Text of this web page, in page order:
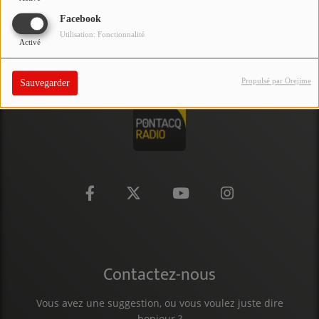
Facebook
Activé
Utilisation: Fonctionnalité
Sauvegarder Propulsé par Orejime
PARTICIPEZ
JEUX CONCOURS
RECRUTEMENT
VENEZ DANS LE PUBLIC !
Contactez-nous
Vous avez une suggestion, ou vous voulez juste dire